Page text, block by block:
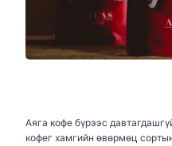
Аяга кофе бүрээс
кофег хамгийн өвөрмөц